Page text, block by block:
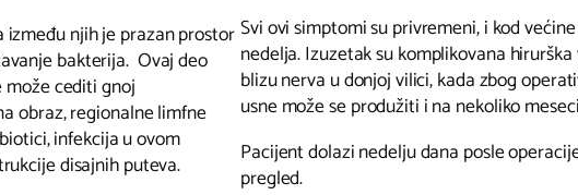
između njih je prazan prostor
bakterija. Ovaj deo
može cediti gnoj
obraz, regionalne limfne
infekcija u ovom
disajnih puteva.
Svi ovi simptomi su privremeni, i kod
nedelja. Izuzetak su komplikovana
blizu nerva u donjoj vilici, kada zbog
usne može se produžiti i na nekoliko
Pacijent dolazi nedelju dana posle
pregled.